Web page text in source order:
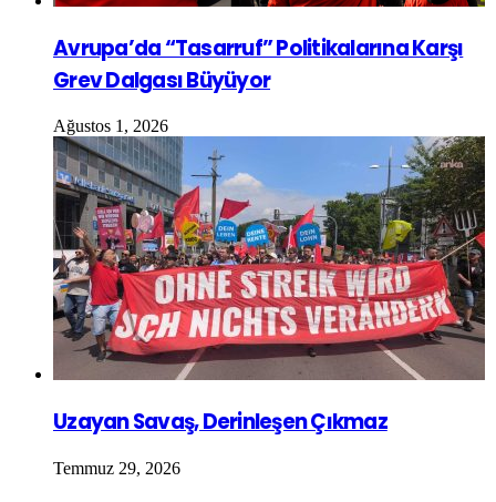
Avrupa’da “Tasarruf” Politikalarına Karşı
Grev Dalgası Büyüyor
Ağustos 1, 2026
Uzayan Savaş, Derinleşen Çıkmaz
Temmuz 29, 2026